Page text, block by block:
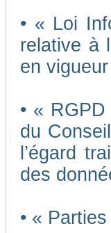
• « Loi
relative à
en vigueur
• «
du
l’égard
des
• «